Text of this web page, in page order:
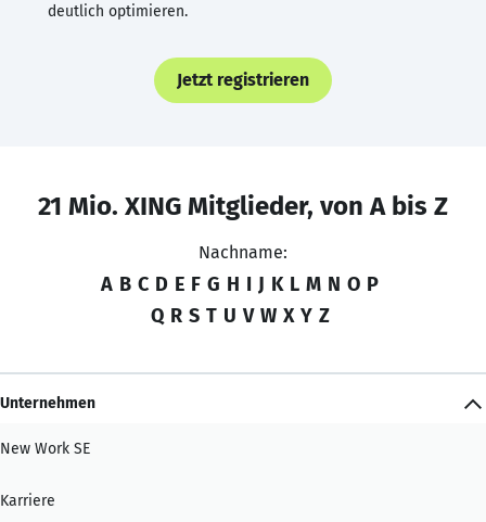
deutlich optimieren.
Jetzt registrieren
21 Mio. XING Mitglieder, von A bis Z
Nachname:
A B C D E F G H I J K L M N O P
Q R S T U V W X Y Z
Unternehmen
New Work SE
Karriere